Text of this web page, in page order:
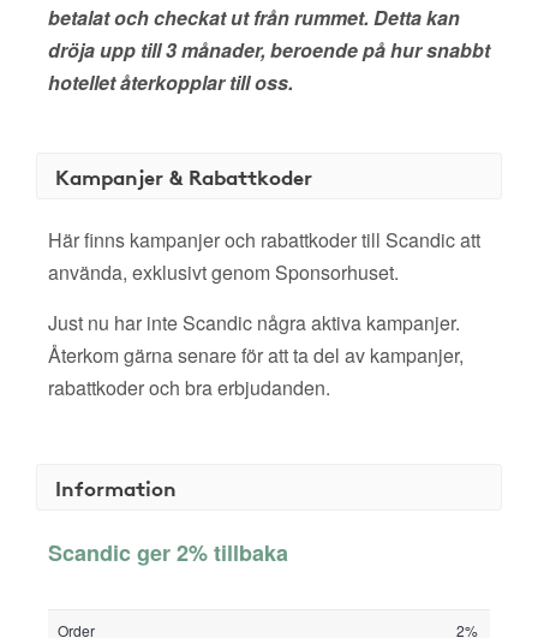
betalat och checkat ut från rummet. Detta kan
dröja upp till 3 månader, beroende på hur snabbt
hotellet återkopplar till oss.
Kampanjer & Rabattkoder
Här finns kampanjer och rabattkoder till Scandic att
använda, exklusivt genom Sponsorhuset.
Just nu har inte Scandic några aktiva kampanjer.
Återkom gärna senare för att ta del av kampanjer,
rabattkoder och bra erbjudanden.
Information
Scandic ger 2% tillbaka
Order
2%